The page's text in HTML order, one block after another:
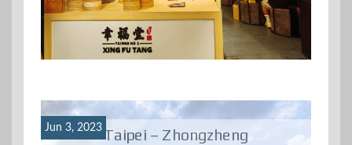
Taipei – Zhongzheng
Jun 3, 2023